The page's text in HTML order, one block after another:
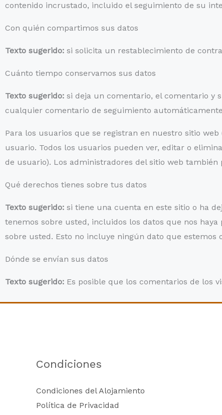
contenido incrustado, incluido el seguimiento de su
Con quién compartimos sus datos
Texto sugerido: si solicita un restablecimiento de
Cuánto tiempo conservamos sus datos
Texto sugerido: si deja un comentario, el comentario y
cualquier comentario de seguimiento
Para los usuarios que se registran en nuestro sitio
usuario. Todos los usuarios pueden ver, editar o
de usuario). Los administradores del sitio web
Qué derechos tienes sobre tus datos
Texto sugerido: si tiene una cuenta en este sitio o ha
tenemos sobre usted, incluidos los datos que nos
sobre usted. Esto no incluye ningún dato que estemos
Dónde se envían sus datos
Texto sugerido: Es posible que los comentarios de los
Condiciones
Condiciones del Alojamiento
Política de Privacidad